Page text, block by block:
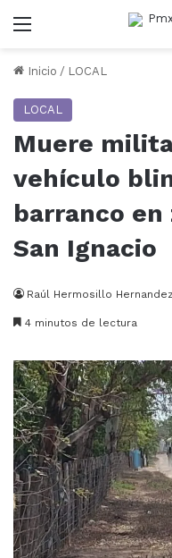
Menu
Inicio / LOCAL
LOCAL
Muere
vehículo
barranco en
San Ignacio
Raúl Hermosillo Hernandez
4 minutos de lectura